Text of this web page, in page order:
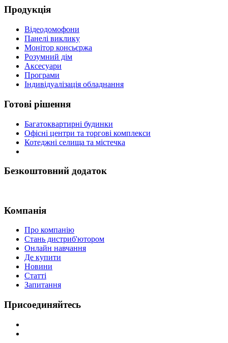
Продукція
Відеодомофони
Панелі виклику
Монітор консьєржа
Розумний дім
Аксесуари
Програми
Індивідуалізація обладнання
Готові рішення
Багатоквартирні будинки
Офісні центри та торгові комплекси
Котеджні селища та містечка
Безкоштовний додаток
Компанія
Про компанію
Стань дистриб'ютором
Онлайн навчання
Де купити
Новини
Статті
Запитання
Присоединяйтесь